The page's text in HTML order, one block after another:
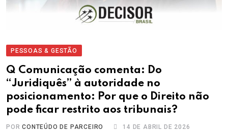
PESSOAS & GESTÃO
Q Comunicação comenta: Do
“Juridiquês” à autoridade no
posicionamento: Por que o Direito não
pode ficar restrito aos tribunais?
PORCONTEÚDO DE PARCEIRO 14 DE ABRIL DE 2026